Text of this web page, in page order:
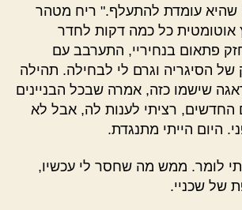
שהיא עומדת להתעלף." ריח מטהר
אוטומטית כל כמה דקות לחדר
פתאום בנחיריי, התערבב עם
הסיגריה וגרם לי לבחילה. תהילה
שישמו כזה, אמרה שבכל הבניינים
החדשים, רציתי לענות לה, אבל לא
היום הייתי מתנגדת.
לומר. ממש מה שחסר לי עכשיו,
של שכניי.